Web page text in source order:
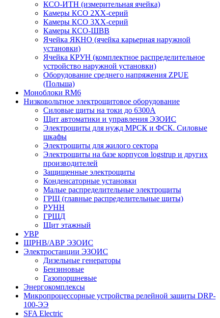
КСО-ИТН (измерительная ячейка)
Камеры КСО 2ХХ-серий
Камеры КСО 3ХХ-серий
Камеры КСО-ШВВ
Ячейка ЯКНО (ячейка карьерная наружной
установки)
Ячейка КРУН (комплектное распределительное
устройство наружной установки)
Оборудование среднего напряжения ZPUE
(Польша)
Моноблоки RM6
Низковольтное электрощитовое оборудование
Силовые щиты на токи до 6300А
Щит автоматики и управления ЭЗОИС
Электрощиты для нужд МРСК и ФСК. Силовые
шкафы
Электрощиты для жилого сектора
Электрощиты на базе корпусов logstrup и других
производителей
Защищенные электрощиты
Конденсаторные установки
Малые распределительные электрощиты
ГРЩ (главные распределительные щиты)
РУНН
ГРЩД
Щит этажный
УВР
ЩРНВ/АВР ЭЗОИС
Электростанции ЭЗОИС
Дизельные генераторы
Бензиновые
Газопоршневые
Энергокомплексы
Микропроцессорные устройства релейной защиты DRP-
100-ЭЭ
SFA Electric